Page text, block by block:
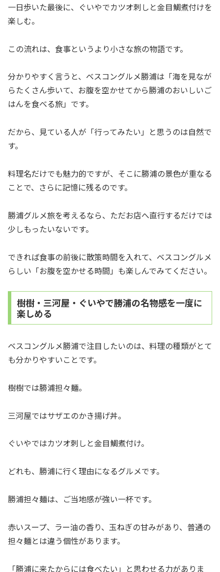
一日歩いた最後に、ぐいやでカツオ刺しと金目鯛煮付けを
楽しむ。
この流れは、食事というより小さな旅の物語です。
分かりやすく言うと、ベスコングルメ勝浦は「海を見なが
らたくさん歩いて、お腹を空かせてから勝浦のおいしいご
はんを食べる旅」です。
だから、見ている人が「行ってみたい」と思うのは自然で
す。
料理名だけでも魅力的ですが、そこに勝浦の景色が重なる
ことで、さらに記憶に残るのです。
勝浦グルメ旅を考えるなら、ただお店へ直行するだけでは
少しもったいないです。
できれば食事の前後に散策時間を入れて、ベスコングルメ
らしい「お腹を空かせる時間」も楽しんでみてください。
樹樹・三河屋・ぐいやで勝浦の名物感を一度に
楽しめる
ベスコングルメ勝浦で注目したいのは、料理の種類がとて
も分かりやすいことです。
樹樹では勝浦担々麺。
三河屋ではサザエのかき揚げ丼。
ぐいやではカツオ刺しと金目鯛煮付け。
どれも、勝浦に行く理由になるグルメです。
勝浦担々麺は、ご当地感が強い一杯です。
赤いスープ、ラー油の香り、玉ねぎの甘みがあり、普通の
担々麺とは違う個性があります。
「勝浦に来たからには食べたい」と思わせる力がありま